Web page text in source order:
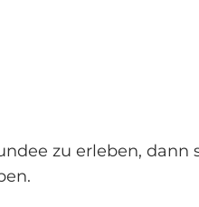
zu erleben, dann